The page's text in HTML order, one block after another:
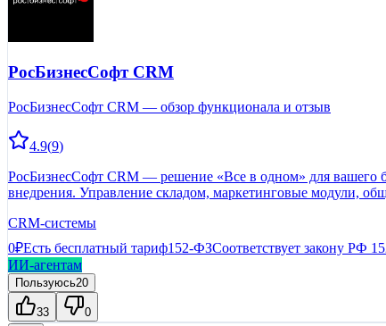
РосБизнесСофт CRM
РосБизнесСофт CRM — обзор функционала и отзыв
4.9(9)
РосБизнесСофт CRM — решение «Все в одном» для вашего
внедрения. Управление складом, маркетинговые модули,
CRM-системы
0₽Есть бесплатный тариф152-ФЗСоответствует закону РФ
ИИ-агентам
Пользуюсь20
33 0